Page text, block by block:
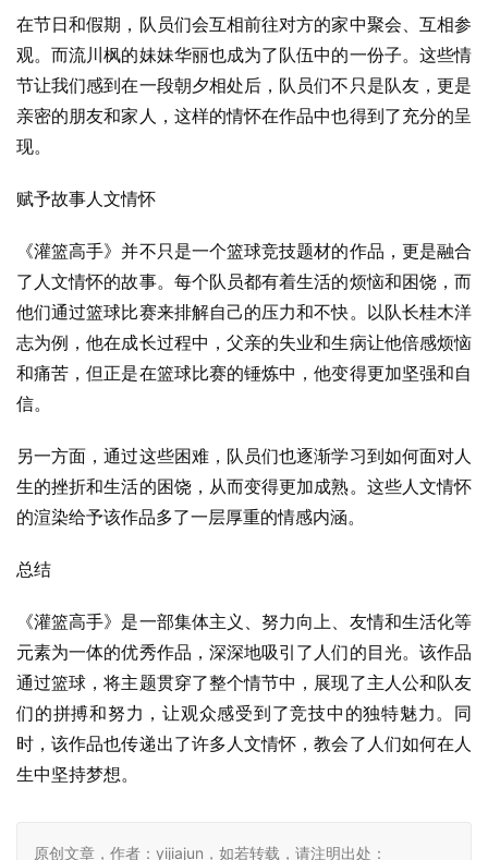
在节日和假期，队员们会互相前往对方的家中聚会、互相参
观。而流川枫的妹妹华丽也成为了队伍中的一份子。这些情
节让我们感到在一段朝夕相处后，队员们不只是队友，更是
亲密的朋友和家人，这样的情怀在作品中也得到了充分的呈
现。
赋予故事人文情怀
《灌篮高手》并不只是一个篮球竞技题材的作品，更是融合
了人文情怀的故事。每个队员都有着生活的烦恼和困饶，而
他们通过篮球比赛来排解自己的压力和不快。以队长桂木洋
志为例，他在成长过程中，父亲的失业和生病让他倍感烦恼
和痛苦，但正是在篮球比赛的锤炼中，他变得更加坚强和自
信。
另一方面，通过这些困难，队员们也逐渐学习到如何面对人
生的挫折和生活的困饶，从而变得更加成熟。这些人文情怀
的渲染给予该作品多了一层厚重的情感内涵。
总结
《灌篮高手》是一部集体主义、努力向上、友情和生活化等
元素为一体的优秀作品，深深地吸引了人们的目光。该作品
通过篮球，将主题贯穿了整个情节中，展现了主人公和队友
们的拼搏和努力，让观众感受到了竞技中的独特魅力。同
时，该作品也传递出了许多人文情怀，教会了人们如何在人
生中坚持梦想。
原创文章，作者：yijiajun，如若转载，请注明出处：